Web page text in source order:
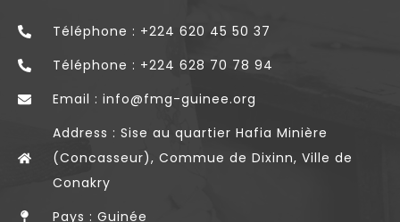
Téléphone : +224 620 45 50 37
Téléphone : +224 628 70 78 94
Email : info@fmg-guinee.org
Address : Sise au quartier Hafia Minière
(Concasseur), Commue de Dixinn, Ville de
Conakry
Pays : Guinée